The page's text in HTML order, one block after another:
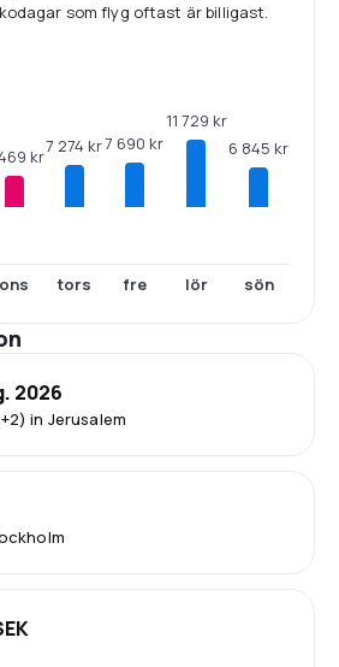
som flyg oftast är billigast.
kr
ons
7 274 kr
tors
7 690 kr
fre
11 729 kr
lör
6 845 kr
sön
in Jerusalem
2026